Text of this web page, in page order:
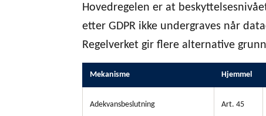
Hovedregelen er at
etter GDPR ikke undergraves når
Regelverket gir flere alternative
Mekanisme Hjemmel
Adekvansbeslutning Art. 45